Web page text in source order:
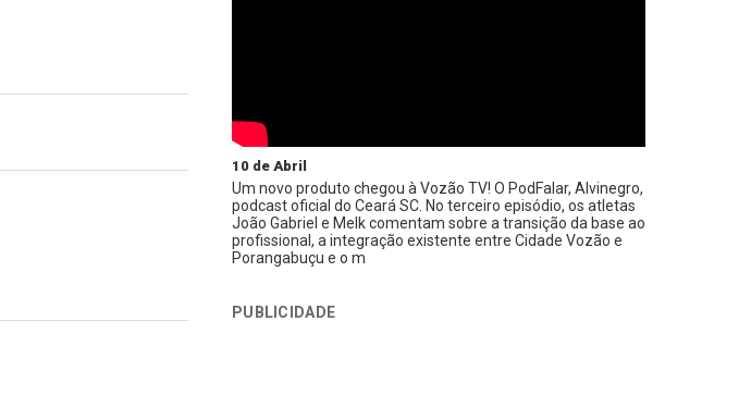
10 de Abril
Um novo produto chegou à Vozão TV! O PodFalar, Alvinegro,
podcast oficial do Ceará SC. No terceiro episódio, os atletas
João Gabriel e Melk comentam sobre a transição da base ao
profissional, a integração existente entre Cidade Vozão e
Porangabuçu e o m
PUBLICIDADE